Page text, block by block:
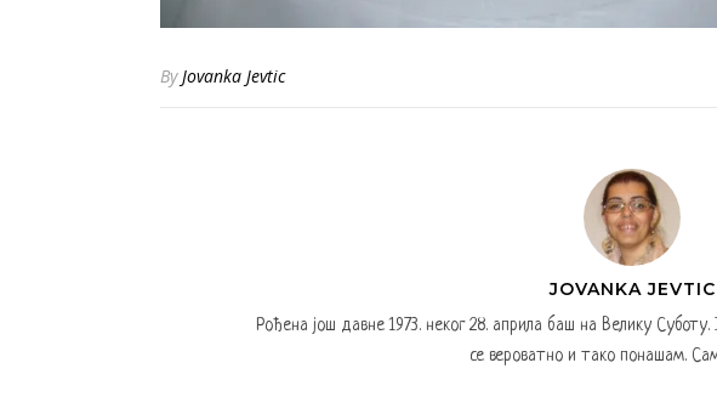
ByJovanka Jevtic
JOVANKA JEVTIC
Рођена још давне 1973. неког 28. априла баш на Велику
се вероватно и тако понашам.